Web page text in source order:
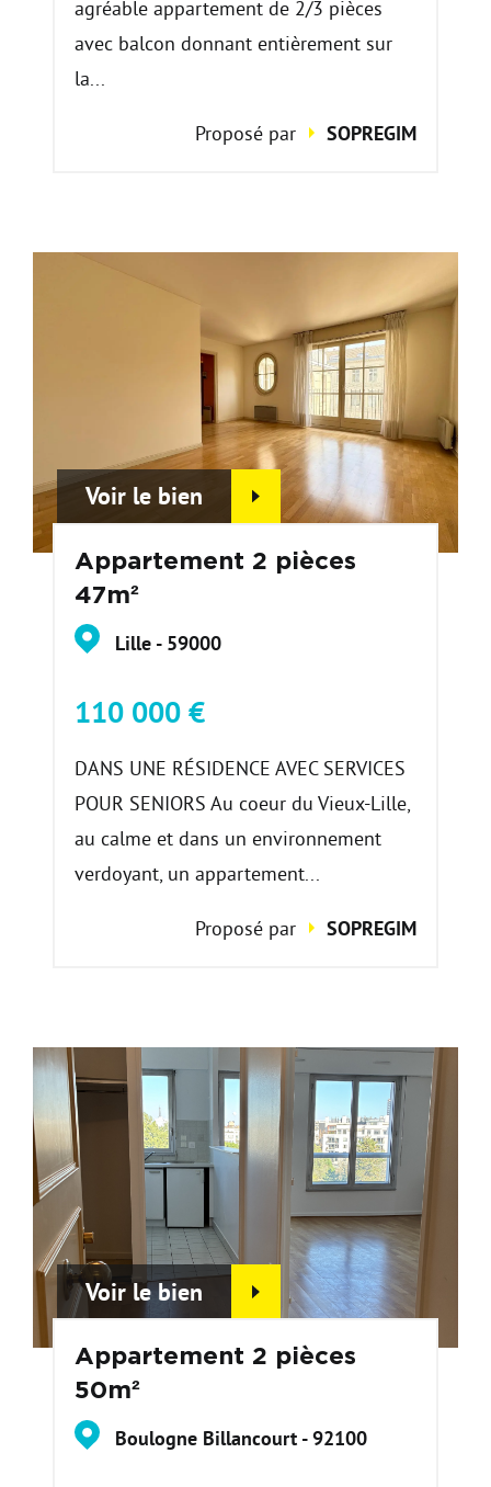
agréable appartement de 2/3 pièces
avec balcon donnant entièrement sur
la...
Proposé par SOPREGIM
Voir le bien
Appartement 2 pièces
47m²
Lille - 59000
110 000 €
DANS UNE RÉSIDENCE AVEC SERVICES
POUR SENIORS Au coeur du Vieux-Lille,
au calme et dans un environnement
verdoyant, un appartement...
Proposé par SOPREGIM
Voir le bien
Appartement 2 pièces
50m²
Boulogne Billancourt - 92100